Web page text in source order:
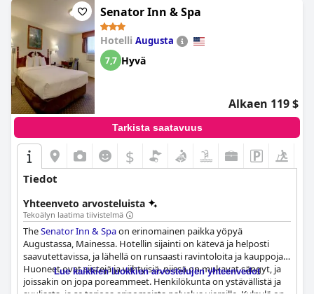
Senator Inn & Spa
Hotelli Augusta
7,7 Hyvä
Alkaen 119 $
Tarkista saatavuus
$
Tiedot
Yhteenveto arvosteluista
Tekoälyn laatima tiivistelmä
TheSenator Inn & Spaon erinomainen paikka yöpyä
Augustassa, Mainessa. Hotellin sijainti on kätevä ja helposti
saavutettavissa, ja lähellä on runsaasti ravintoloita ja kauppoja.
Huoneet ovat siistejä ja viihtyisiä, niissä on mukavat sängyt, ja
joissakin on jopa poreammeet. Henkilökunta on ystävällistä ja
Lue kaikkien luokkien arvostelujen yhteenvedot